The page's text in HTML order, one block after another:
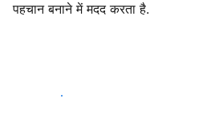
पहचान बनाने में मदद करता है.
आज ही शुरू करें